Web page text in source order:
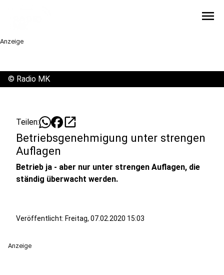
menu
Anzeige
© Radio MK
Teilen: open_in_new
Betriebsgenehmigung unter strengen
Auflagen
Betrieb ja - aber nur unter strengen Auflagen, die
ständig überwacht werden.
Veröffentlicht: Freitag, 07.02.2020 15:03
Anzeige